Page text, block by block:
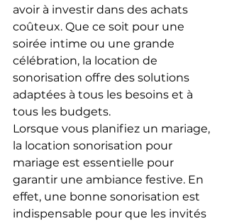
avoir à investir dans des achats
coûteux. Que ce soit pour une
soirée intime ou une grande
célébration, la location de
sonorisation offre des solutions
adaptées à tous les besoins et à
tous les budgets.
Lorsque vous planifiez un mariage,
la location sonorisation pour
mariage est essentielle pour
garantir une ambiance festive. En
effet, une bonne sonorisation est
indispensable pour que les invités